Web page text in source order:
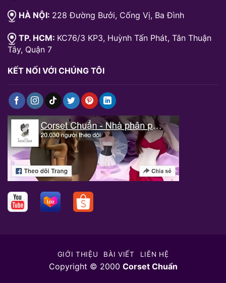
HÀ NỘI: 228 Đường Bưởi, Cống Vị, Ba Đình
TP. HCM: KC76/3 KP3, Huỳnh Tấn Phát, Tân Thuận
Tây, Quận 7
KẾT NỐI VỚI CHÚNG TÔI
GIỚI THIỆU BÀI VIẾT LIÊN HỆ
Copyright © 2000 Corset Chuẩn